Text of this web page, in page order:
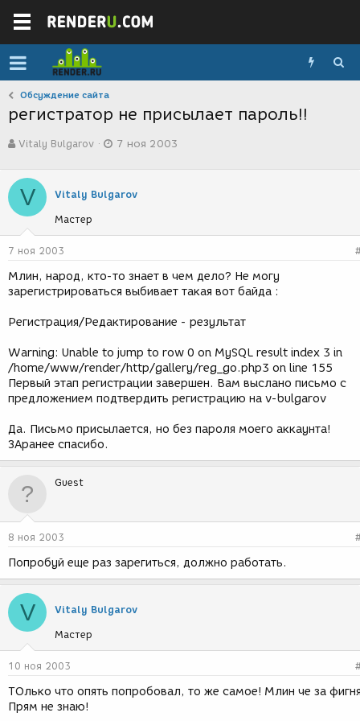
Обсуждение сайта
регистратор не присылает пароль!!
в
о
р
е
м
ы
Vitaly Bulgarov
а
с
д
и
я
7 ноя 2003
V Vitaly Bulgarov
Мастер
7 ноя 2003
Млин, народ, кто-то знает в чем дело? Не могу
зарегистрироваться выбивает такая вот байда :
Регистрация/Редактирование - результат
Warning: Unable to jump to row 0 on MySQL result index 3 in
/home/www/render/http/gallery/reg_go.php3 on line 155
Первый этап регистрации завершен. Вам выслано письмо с
предложением подтвердить регистрацию на v-bulgarov
Да. Письмо присылается, но без пароля моего аккаунта!
ЗАранее спасибо.
Guest
8 ноя 2003
Попробуй еще раз зарегиться, должно работать.
V Vitaly Bulgarov
Мастер
10 ноя 2003
ТОлько что опять попробовал, то же самое! Млин че за
Прям не знаю!